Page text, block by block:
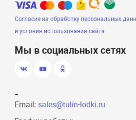
Согласие на обработку персональных
и условия использования сайта
Мы в социальных сетях
-
Email: sales@tulin-lodki.ru